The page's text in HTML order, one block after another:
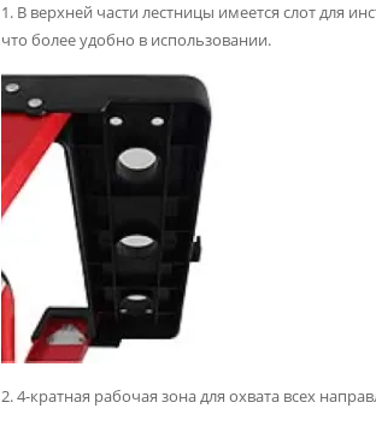
1. В верхней части лестницы имеется слот для
что более удобно в использовании.
2. 4-кратная рабочая зона для охвата всех